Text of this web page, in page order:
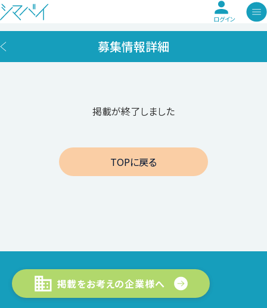
ログイン
募集情報詳細
掲載が終了しました
TOPに戻る
掲載をお考えの企業様へ